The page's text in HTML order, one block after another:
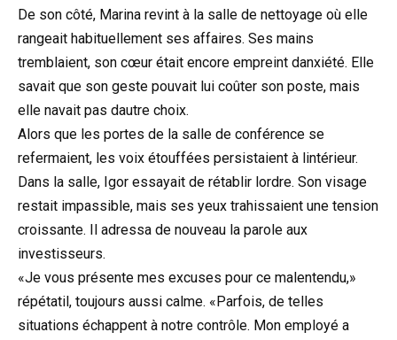
De son côté, Marina revint à la salle de nettoyage où elle
rangeait habituellement ses affaires. Ses mains
tremblaient, son cœur était encore empreint danxiété. Elle
savait que son geste pouvait lui coûter son poste, mais
elle navait pas dautre choix.
Alors que les portes de la salle de conférence se
refermaient, les voix étouffées persistaient à lintérieur.
Dans la salle, Igor essayait de rétablir lordre. Son visage
restait impassible, mais ses yeux trahissaient une tension
croissante. Il adressa de nouveau la parole aux
investisseurs.
«Je vous présente mes excuses pour ce malentendu,»
répétatil, toujours aussi calme. «Parfois, de telles
situations échappent à notre contrôle. Mon employé a